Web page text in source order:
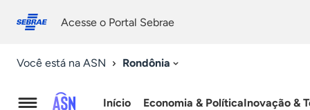
conosco
Acesse o Portal Sebrae
Você está na ASN Rondônia
Início Economia & PolíticaInovação &